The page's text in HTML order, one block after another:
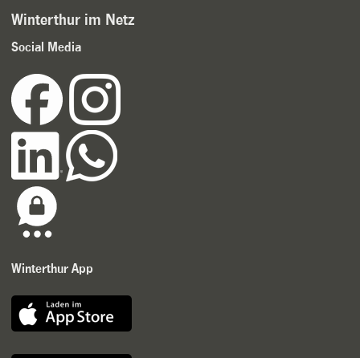
Winterthur im Netz
Social Media
Winterthur App